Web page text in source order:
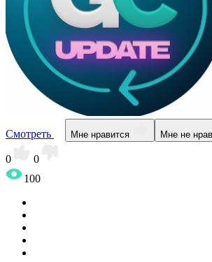
Смотреть Мне нравится Мне не
0
0
100